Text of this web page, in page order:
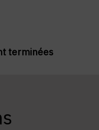
terminées